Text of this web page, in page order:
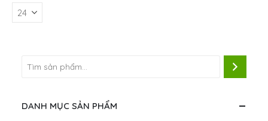
DANH MỤC SẢN PHẨM